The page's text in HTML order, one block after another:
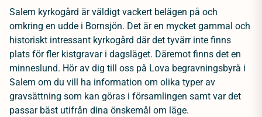
Salem kyrkogård är väldigt vackert belägen på och
omkring en udde i Bornsjön. Det är en mycket gammal och
historiskt intressant kyrkogård där det tyvärr inte finns
plats för fler kistgravar i dagsläget. Däremot finns det en
minneslund. Hör av dig till oss på Lova begravningsbyrå i
Salem om du vill ha information om olika typer av
gravsättning som kan göras i församlingen samt var det
passar bäst utifrån dina önskemål om läge.